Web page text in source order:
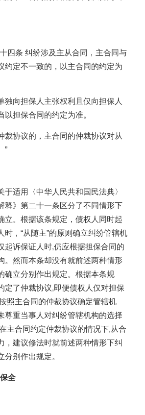
四条 纠纷涉及主从合同，主合同与
约定不一致的，以主合同的约定为
独向担保人主张权利且仅向担保人
以担保合同的约定为准。
裁协议的，主合同的仲裁协议对从
”
于适用〈中华人民共和国民法典〉
释》第二十一条区分了不同情形下
立。根据该条规定，债权人同时起
时，“从随主”的原则确立纠纷管辖机
起诉保证人时,仍应根据担保合同的
。然而本条却没有就前述两种情形
确立分别作出规定。根据本条规
定了仲裁协议,即便债权人仅对担保
照主合同的仲裁协议确定管辖机
尊重当事人对纠纷管辖机构的选择
主合同约定仲裁协议的情况下,从合
，建议修法时就前述两种情形下纠
分别作出规定。
全